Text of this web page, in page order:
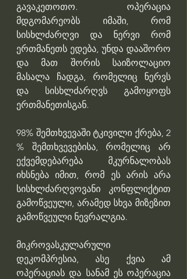
გავაკეთოთო. ოპერაცია
მდგომარეობს იმაში, რომ
სისხლძარღვი და ნერვი რომ
ერთმანეთს ედება, უნდა დააშორო
და მათ შორის საიზოლაციო
მასალა ჩადგა, რომელიც ნერვს
და სისხლძარღვს გამოყოფს
ერთმანეთისგან.
98% შემთხვევაში ტკივილი ქრება, 2
% შემთხვევებისა, რომელიც არ
ექვემდებარება მკურნალობას
იხსნება იმით, რომ ეს არის არა
სისხლძარღვოვანი კონფლიქტით
გამოწვეული, არამედ სხვა მიზეზით
გამოწვეული ნევრალგია.
მიკროვასკულარული
დეკომპრესია, ასე ქვია ამ
ოპერაციას და სანამ ეს ოპერაცია